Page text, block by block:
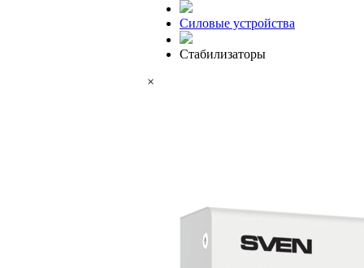
Силовые устройства
Стабилизаторы
×